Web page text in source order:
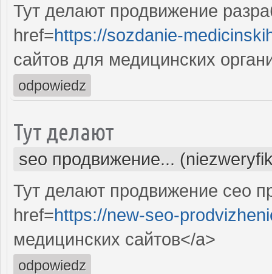
Тут делают продвижение
href=https://sozdanie-
сайтов для медицинских
odpowiedz
Тут делают
seo продвижение...
Тут делают продвижение сео
href=https://new-seo-
медицинских сайтов</a>
odpowiedz